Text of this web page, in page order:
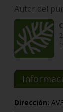
Autor del
Dirección: